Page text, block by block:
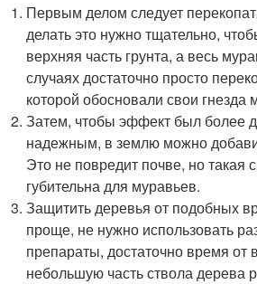
Первым делом следует
делать это нужно тщательно,
верхняя часть грунта, а весь
случаях достаточно просто
которой обосновали свои гнезда
Затем, чтобы эффект был более
надежным, в землю можно
Это не повредит почве, но такая
губительна для муравьев.
Защитить деревья от подобных
проще, не нужно использовать
препараты, достаточно время от
небольшую часть ствола дерева